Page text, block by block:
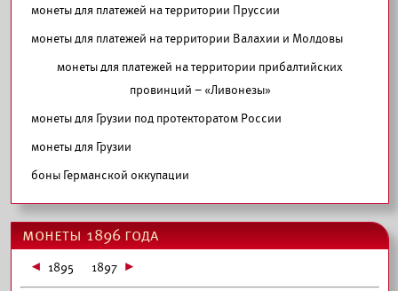
монеты для платежей на территории Пруссии
монеты для платежей на территории Валахии и Молдовы
монеты для платежей на территории прибалтийских
провинций – «Ливонезы»
монеты для Грузии под протекторатом России
монеты для Грузии
боны Германской оккупации
монеты 1896 года
1895 1897